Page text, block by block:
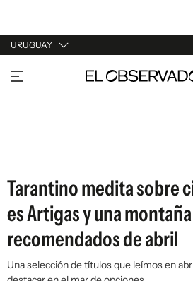
URUGUAY
URUGUAY
ARGENTINA
Tarantino medita sobre
es Artigas y una
recomendados de abril
Una selección de títulos que leímos en